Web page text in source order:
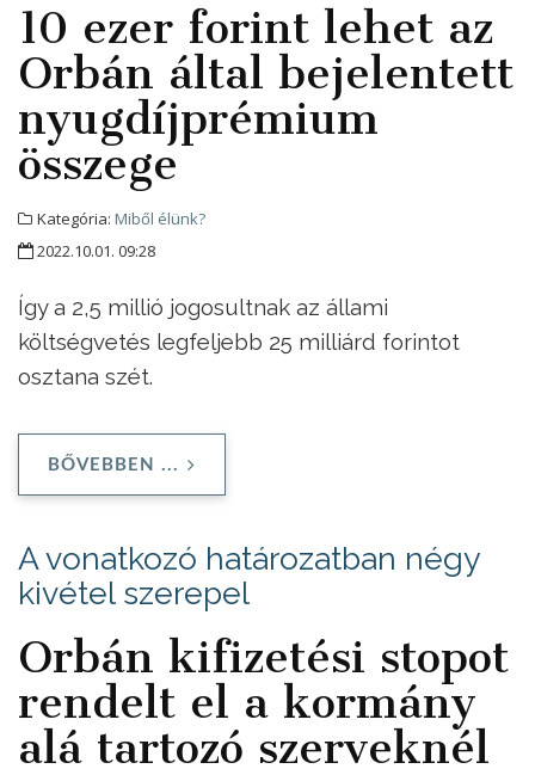
10 ezer forint lehet az
Orbán által bejelentett
nyugdíjprémium
összege
Kategória: Miből élünk?
2022.10.01. 09:28
Így a 2,5 millió jogosultnak az állami
költségvetés legfeljebb 25 milliárd forintot
osztana szét.
BŐVEBBEN ...
A vonatkozó határozatban négy
kivétel szerepel
Orbán kifizetési stopot
rendelt el a kormány
alá tartozó szerveknél